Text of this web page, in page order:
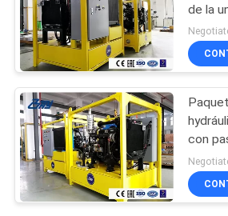
POLÍTICAS
DE
PRIVACIDAD
Corte
tubo y
bisela
de la
con
de